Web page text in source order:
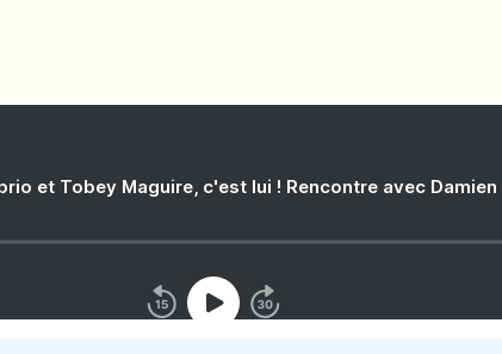
et Tobey Maguire, c'est lui ! Rencontre avec